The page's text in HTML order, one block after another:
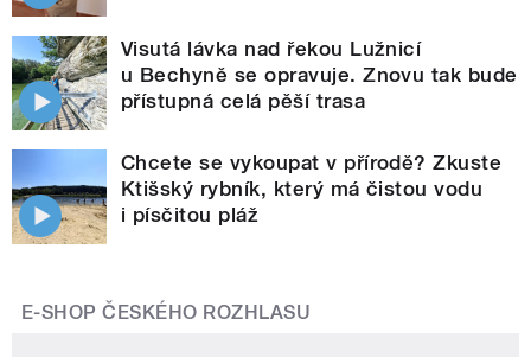
Visutá lávka nad řekou Lužnicí
u Bechyně se opravuje. Znovu tak bude
přístupná celá pěší trasa
Chcete se vykoupat v přírodě? Zkuste
Ktišský rybník, který má čistou vodu
i písčitou pláž
E-SHOP ČESKÉHO ROZHLASU